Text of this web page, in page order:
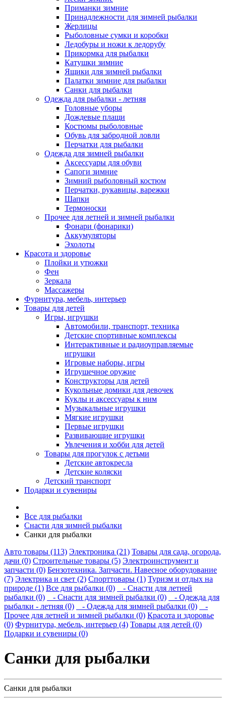
Приманки зимние
Принадлежности для зимней рыбалки
Жерлицы
Рыболовные сумки и коробки
Ледобуры и ножи к ледорубу
Прикормка для рыбалки
Катушки зимние
Ящики для зимней рыбалки
Палатки зимние для рыбалки
Санки для рыбалки
Одежда для рыбалки - летняя
Головные уборы
Дождевые плащи
Костюмы рыболовные
Обувь для забродной ловли
Перчатки для рыбалки
Одежда для зимней рыбалки
Аксессуары для обуви
Сапоги зимние
Зимний рыболовный костюм
Перчатки, рукавицы, варежки
Шапки
Термоноски
Прочее для летней и зимней рыбалки
Фонари (фонарики)
Аккумуляторы
Эхолоты
Красота и здоровье
Плойки и утюжки
Фен
Зеркала
Массажеры
Фурнитура, мебель, интерьер
Товары для детей
Игры, игрушки
Автомобили, транспорт, техника
Детские спортивные комплексы
Интерактивные и радиоуправляемые
игрушки
Игровые наборы, игры
Игрушечное оружие
Конструкторы для детей
Кукольные домики для девочек
Куклы и аксессуары к ним
Музыкальные игрушки
Мягкие игрушки
Первые игрушки
Развивающие игрушки
Увлечения и хобби для детей
Товары для прогулок с детьми
Детские автокресла
Детские коляски
Детский транспорт
Подарки и сувениры
Все для рыбалки
Снасти для зимней рыбалки
Санки для рыбалки
Авто товары (113) Электроника (21) Товары для сада, огорода,
дачи (0) Строительные товары (5) Электроинструмент и
запчасти (0) Бензотехника. Запчасти. Навесное оборудование
(7) Электрика и свет (2) Спорттовары (1) Туризм и отдых на
природе (1) Все для рыбалки (0)
- Снасти для летней
рыбалки (0)
- Снасти для зимней рыбалки (0)
- Одежда для
рыбалки - летняя (0)
- Одежда для зимней рыбалки (0)
-
Прочее для летней и зимней рыбалки (0) Красота и здоровье
(0) Фурнитура, мебель, интерьер (4) Товары для детей (0)
Подарки и сувениры (0)
Санки для рыбалки
Санки для рыбалки